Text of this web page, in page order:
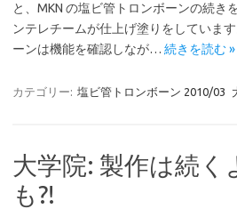
と、MKN の塩ビ管トロンボーンの続き
ンテレチームが仕上げ塗りをしていま
ーンは機能を確認しなが… 続きを読む »
カテゴリー: 塩ビ管トロンボーン 2010/03
大学院: 製作は続く
も?!